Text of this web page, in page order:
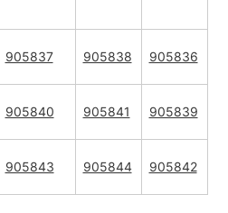
905837 905838 905836
905840 905841 905839
905843 905844 905842